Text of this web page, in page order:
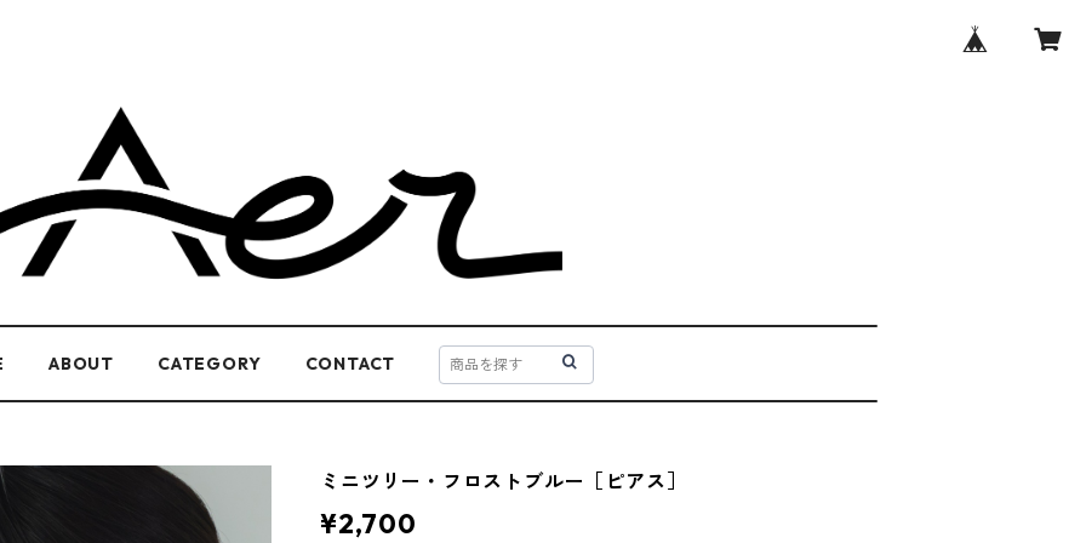
ABOUT CATEGORY CONTACT
ミニツリー・フロストブルー［ピアス］
¥2,700